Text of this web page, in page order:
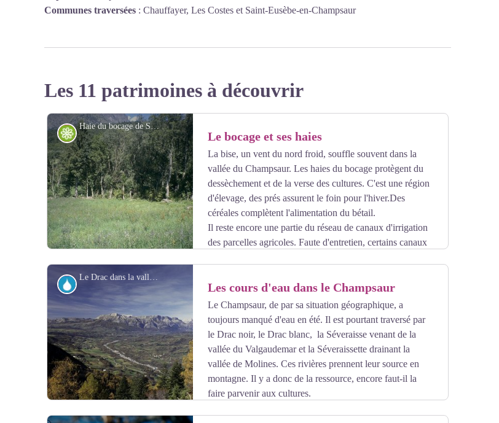
Communes traversées : Chauffayer, Les Costes et Saint-Eusèbe-en-Champsaur
Les 11 patrimoines à découvrir
Haie du bocage de Saint Eusèbe - Richard Bonet - PNE
Voir l'image en plein écran
Flore Le bocage et ses haies
La bise, un vent du nord froid, souffle souvent dans la
vallée du Champsaur. Les haies du bocage protègent du
dessèchement et de la verse des cultures. C'est une région
d'élevage, des prés assurent le foin pour l'hiver.Des
céréales complètent l'alimentation du bétail.
Il reste encore une partie du réseau de canaux d'irrigation
des parcelles agricoles. Faute d'entretien, certains canaux
Le Drac dans la vallée du Champsaur - Michel Francou- PNE
Eau Les cours d'eau dans le Champsaur
Le Champsaur, de par sa situation géographique, a
toujours manqué d'eau en été. Il est pourtant traversé par
le Drac noir, le Drac blanc, la Séveraisse venant de la
vallée du Valgaudemar et la Séveraissette drainant la
vallée de Molines. Ces rivières prennent leur source en
montagne. Il y a donc de la ressource, encore faut-il la
faire parvenir aux cultures.